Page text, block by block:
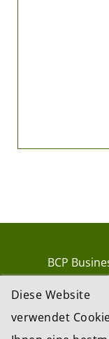
BCP
Diese Website
verwendet